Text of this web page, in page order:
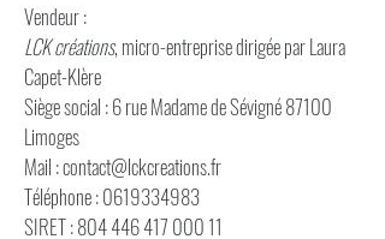
Vendeur :
LCK créations, micro-entreprise dirigée par Laura
Capet-Klère
Siège social : 6 rue Madame de Sévigné 87100
Limoges
Mail : contact@lckcreations.fr
Téléphone : 0619334983
SIRET : 804 446 417 000 11